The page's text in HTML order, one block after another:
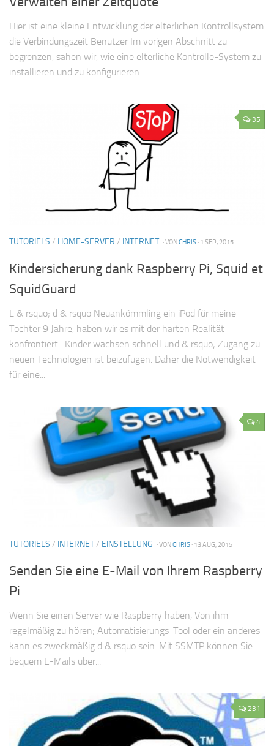
Hier ist eine kleine Entwicklung der elterlichen Kontrollsystem
die Verbindungszeit Benutzer Im vorigen Abschnitt zu
begrenzen, sahen wir, wie eine elterliche Kontrolle-System zu
installieren und zu konfigurieren...
35
TUTORIELS / HOME-SERVER / INTERNET · VONCHRIS · 1 SEP, 2015
Kindersicherung dank Raspberry Pi, Squid et
SquidGuard
L & rsquo; d & rsquo Neuankömmling ein iPod für meine
Tochter 9 Jahre, haben wir es mit der harten Realität
konfrontiert : Kinder wachsen schnell und & rsquo; Zugang zu
neuen Technologien ist beizufügen. Daher die Notwendigkeit
für eine...
4
TUTORIELS / INTERNET/ EINSTELLUNG · VONCHRIS · 13 AUG, 2015
Senden Sie eine E-Mail von Ihrem Raspberry
Pi
Wenn Sie einen Server wie Raspberry haben, Von ihm
regelmäßig zu hören; Automatisierungs-Tool oder ein anderes
kann es zweckmäßig d & rsquo sein. Mit SSMTP können Sie
bequem E-Mails über...
231